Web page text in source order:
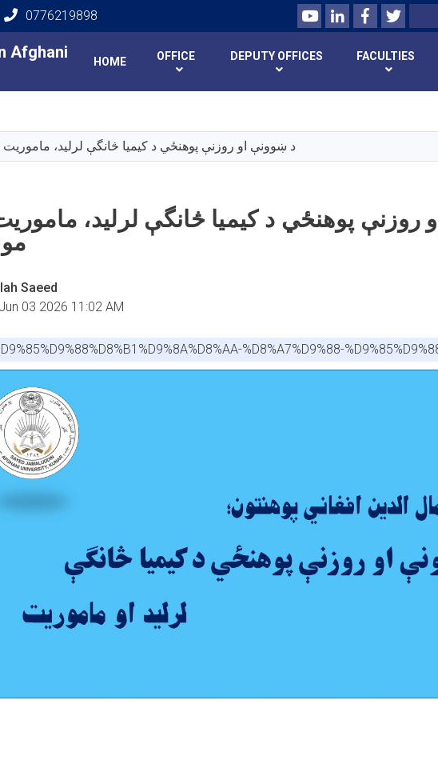
main
content
Afghani
0776219898 YoutubeLinkedInFacebook
Search
Afghani
HOME OFFICE DEPUTY OFFICES FACULTIES
د ښوونې او روزنې پوهنځي د کيميا څانگې لرليد،
روزنې پوهنځي د کيميا څانگې لرليد،
Saeed
03 2026 11:02 AM
%D8%A7%D9%88-